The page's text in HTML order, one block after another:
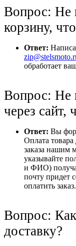
Вопрос: Не
корзину,
Ответ:
обработает
Вопрос: Не
через сайт,
Ответ: Вы
Оплата товара
заказа нашим
указывайте
и ФИО)
почту придет
оплатить заказ.
Вопрос:
доставку?